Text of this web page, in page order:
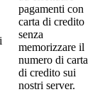
pagamenti con
carta di credito
senza
memorizzare il
numero di carta
di credito sui
nostri server.